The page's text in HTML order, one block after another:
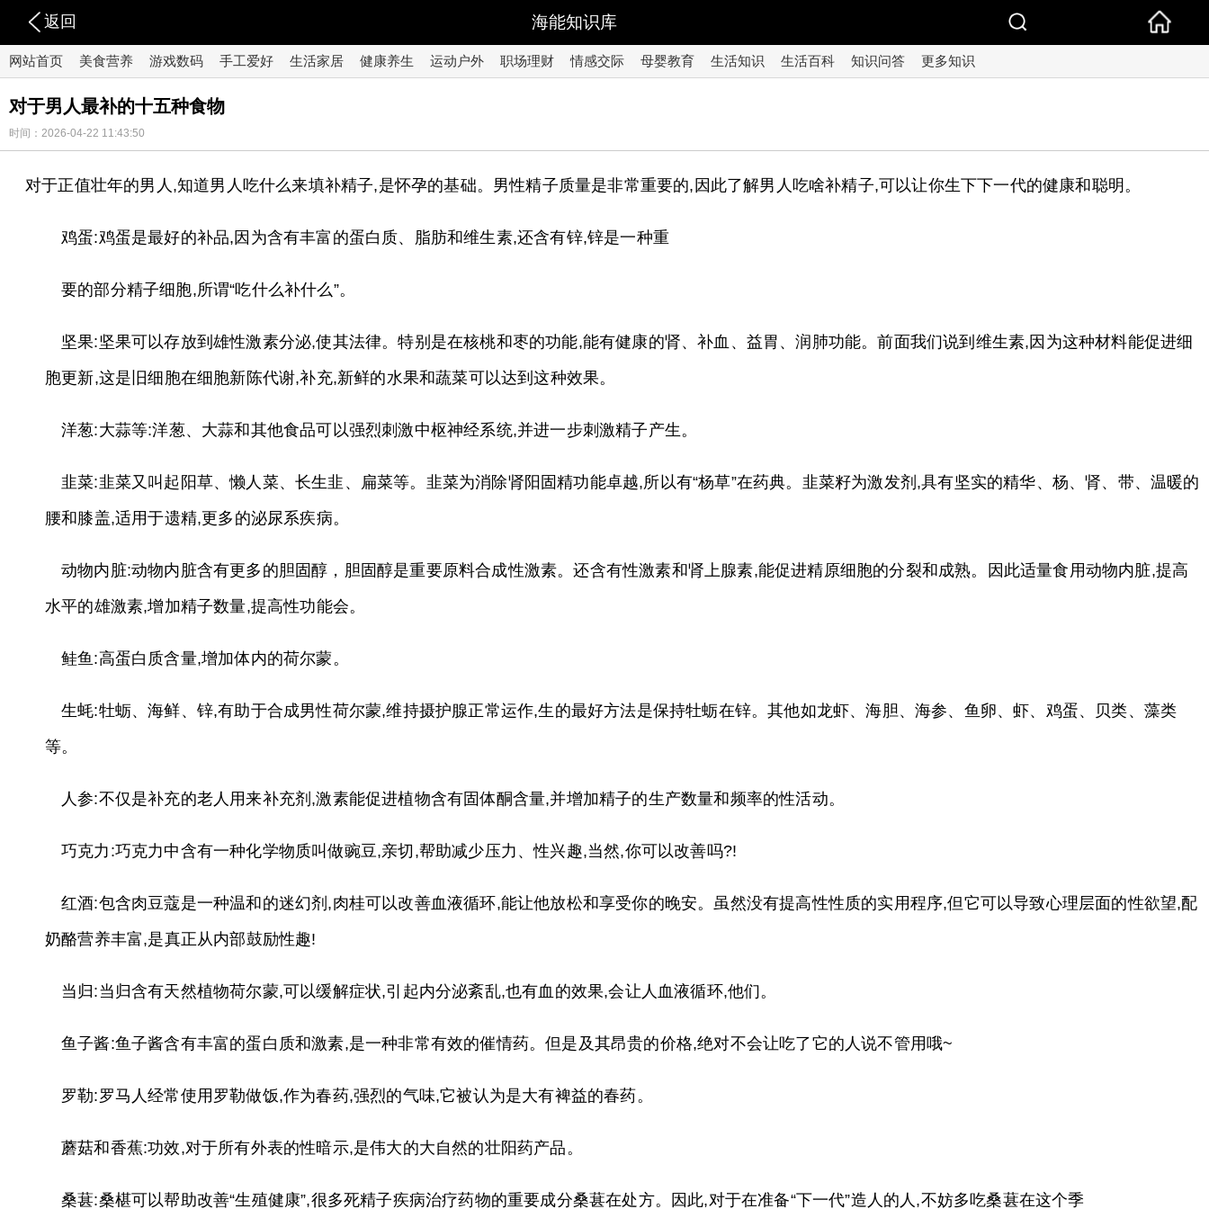
返回 海能知识库
网站首页 美食营养 游戏数码 手工爱好 生活家居 健康养生 运动户外 职场理财 情感交际 母婴教育 生活知识 生活百科 知识问答 更多知识
对于男人最补的十五种食物
时间：2026-04-22 11:43:50
对于正值壮年的男人,知道男人吃什么来填补精子,是怀孕的基础。男性精子质量是非常重要的,因此了解男人吃啥补精子,可以让你生下下一代的健康和聪明。
鸡蛋:鸡蛋是最好的补品,因为含有丰富的蛋白质、脂肪和维生素,还含有锌,锌是一种重
要的部分精子细胞,所谓“吃什么补什么”。
坚果:坚果可以存放到雄性激素分泌,使其法律。特别是在核桃和枣的功能,能有健康的肾、补血、益胃、润肺功能。前面我们说到维生素,因为这种材料能促进细
胞更新,这是旧细胞在细胞新陈代谢,补充,新鲜的水果和蔬菜可以达到这种效果。
洋葱:大蒜等:洋葱、大蒜和其他食品可以强烈刺激中枢神经系统,并进一步刺激精子产生。
韭菜:韭菜又叫起阳草、懒人菜、长生韭、扁菜等。韭菜为消除肾阳固精功能卓越,所以有“杨草”在药典。韭菜籽为激发剂,具有坚实的精华、杨、肾、带、温暖的
腰和膝盖,适用于遗精,更多的泌尿系疾病。
动物内脏:动物内脏含有更多的胆固醇，胆固醇是重要原料合成性激素。还含有性激素和肾上腺素,能促进精原细胞的分裂和成熟。因此适量食用动物内脏,提高
水平的雄激素,增加精子数量,提高性功能会。
鲑鱼:高蛋白质含量,增加体内的荷尔蒙。
生蚝:牡蛎、海鲜、锌,有助于合成男性荷尔蒙,维持摄护腺正常运作,生的最好方法是保持牡蛎在锌。其他如龙虾、海胆、海参、鱼卵、虾、鸡蛋、贝类、藻类
等。
人参:不仅是补充的老人用来补充剂,激素能促进植物含有固体酮含量,并增加精子的生产数量和频率的性活动。
巧克力:巧克力中含有一种化学物质叫做豌豆,亲切,帮助减少压力、性兴趣,当然,你可以改善吗?!
红酒:包含肉豆蔻是一种温和的迷幻剂,肉桂可以改善血液循环,能让他放松和享受你的晚安。虽然没有提高性性质的实用程序,但它可以导致心理层面的性欲望,配
奶酪营养丰富,是真正从内部鼓励性趣!
当归:当归含有天然植物荷尔蒙,可以缓解症状,引起内分泌紊乱,也有血的效果,会让人血液循环,他们。
鱼子酱:鱼子酱含有丰富的蛋白质和激素,是一种非常有效的催情药。但是及其昂贵的价格,绝对不会让吃了它的人说不管用哦~
罗勒:罗马人经常使用罗勒做饭,作为春药,强烈的气味,它被认为是大有裨益的春药。
蘑菇和香蕉:功效,对于所有外表的性暗示,是伟大的大自然的壮阳药产品。
桑葚:桑椹可以帮助改善“生殖健康”,很多死精子疾病治疗药物的重要成分桑葚在处方。因此,对于在准备“下一代”造人的人,不妨多吃桑葚在这个季